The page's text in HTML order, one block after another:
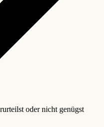
oder nicht genügst